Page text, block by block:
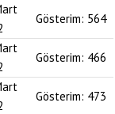
Gösterim: 564
Gösterim: 466
Gösterim: 473